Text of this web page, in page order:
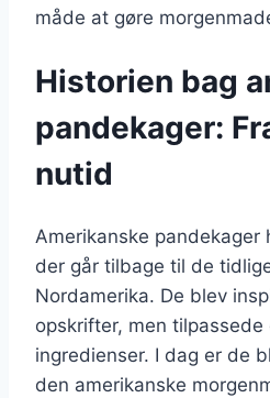
måde at gøre
Historien bag
pandekager:
nutid
Amerikanske pandekager
der går tilbage til de
Nordamerika. De blev
opskrifter, men
ingredienser. I dag er de
den amerikanske